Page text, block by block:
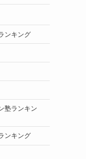
ンキング
塾ランキン
ンキング